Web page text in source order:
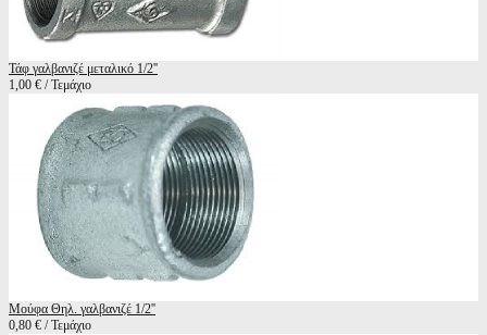
Τάφ γαλβανιζέ μεταλικό 1/2''
1,00 € / Τεμάχιο
Μούφα Θηλ. γαλβανιζέ 1/2''
0,80 € / Τεμάχιο